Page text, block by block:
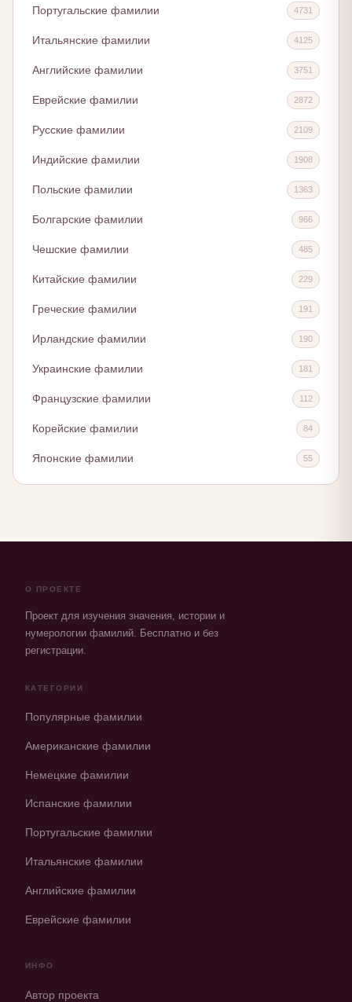
Португальские фамилии 4731
Итальянские фамилии 4125
Английские фамилии 3751
Еврейские фамилии 2872
Русские фамилии 2109
Индийские фамилии 1908
Польские фамилии 1363
Болгарские фамилии 966
Чешские фамилии 485
Китайские фамилии 229
Греческие фамилии 191
Ирландские фамилии 190
Украинские фамилии 181
Французские фамилии 112
Корейские фамилии 84
Японские фамилии 55
О ПРОЕКТЕ
Проект для изучения значения, истории и
нумерологии фамилий. Бесплатно и без
регистрации.
КАТЕГОРИИ
Популярные фамилии
Американские фамилии
Немецкие фамилии
Испанские фамилии
Португальские фамилии
Итальянские фамилии
Английские фамилии
Еврейские фамилии
ИНФО
Автор проекта